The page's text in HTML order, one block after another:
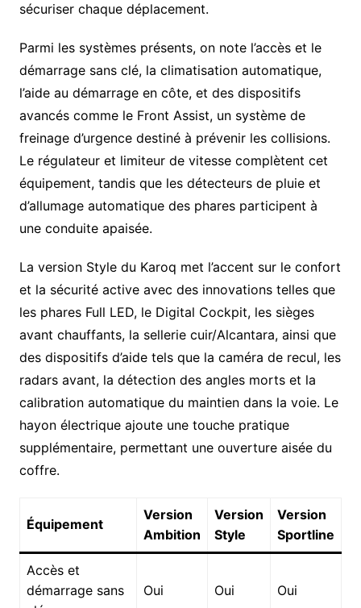
sécuriser chaque déplacement.
Parmi les systèmes présents, on note l’accès et le
démarrage sans clé, la climatisation automatique,
l’aide au démarrage en côte, et des dispositifs
avancés comme le Front Assist, un système de
freinage d’urgence destiné à prévenir les collisions.
Le régulateur et limiteur de vitesse complètent cet
équipement, tandis que les détecteurs de pluie et
d’allumage automatique des phares participent à
une conduite apaisée.
La version Style du Karoq met l’accent sur le confort
et la sécurité active avec des innovations telles que
les phares Full LED, le Digital Cockpit, les sièges
avant chauffants, la sellerie cuir/Alcantara, ainsi que
des dispositifs d’aide tels que la caméra de recul, les
radars avant, la détection des angles morts et la
calibration automatique du maintien dans la voie. Le
hayon électrique ajoute une touche pratique
supplémentaire, permettant une ouverture aisée du
coffre.
Équipement
Version
Ambition
Version
Style
Version
Sportline
Accès et
démarrage sans
Oui Oui Oui